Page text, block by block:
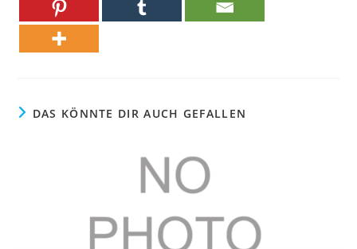
DAS KÖNNTE DIR AUCH GEFALLEN